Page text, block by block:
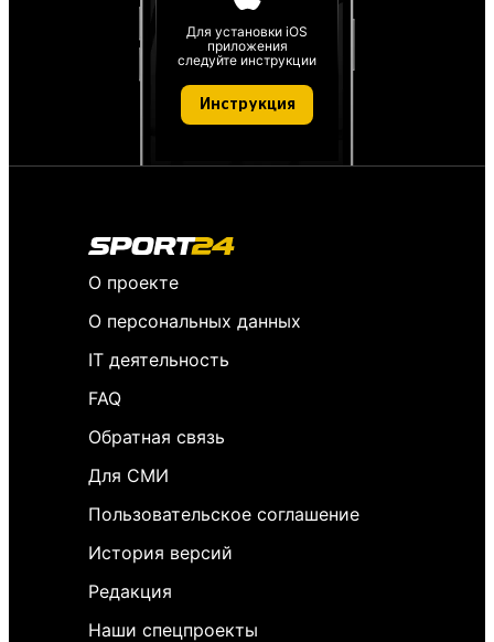
Для установки iOS
приложения
следуйте инструкции
Инструкция
О проекте
О персональных данных
IT деятельность
FAQ
Обратная связь
Для СМИ
Пользовательское соглашение
История версий
Редакция
Наши спецпроекты